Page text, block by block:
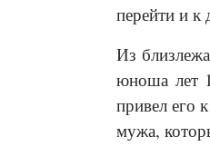
перейти и к
Из
юноша лет
привел его
мужа,